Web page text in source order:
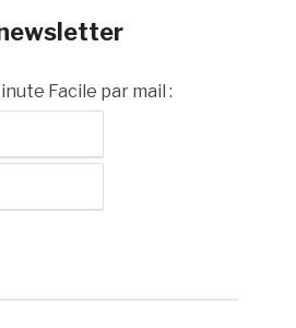
Facile par mail :